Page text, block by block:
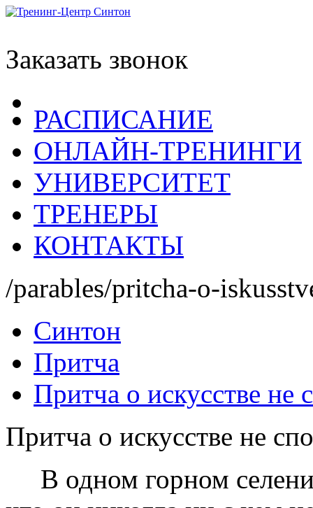
Заказать звонок
РАСПИСАНИЕ
ОНЛАЙН-ТРЕНИНГИ
УНИВЕРСИТЕТ
ТРЕНЕРЫ
КОНТАКТЫ
/parables/pritcha-o-
Синтон
Притча
Притча о искусстве не
Притча о искусстве не
В одном горном